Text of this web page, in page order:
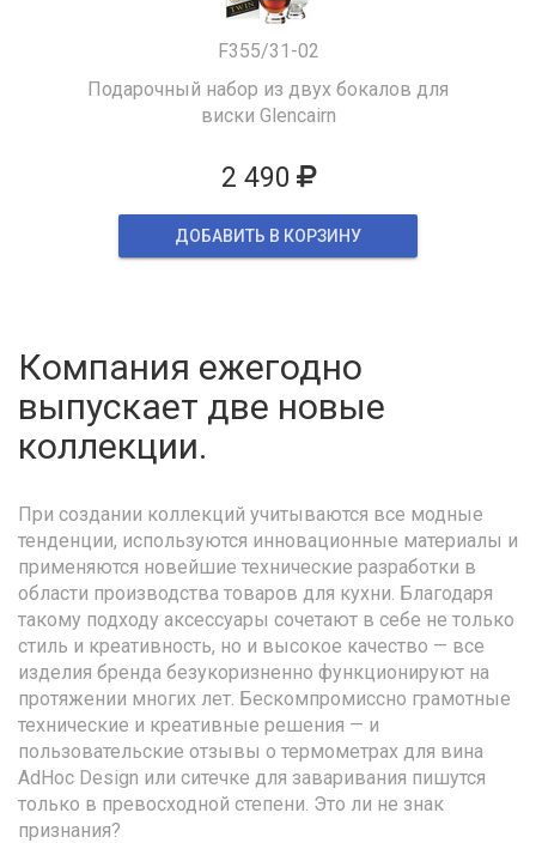
F355/31-02
Подарочный набор из двух бокалов для
виски Glencairn
2 490
ДОБАВИТЬ В КОРЗИНУ
Компания ежегодно
выпускает две новые
коллекции.
При создании коллекций учитываются все модные
тенденции, используются инновационные материалы и
применяются новейшие технические разработки в
области производства товаров для кухни. Благодаря
такому подходу аксессуары сочетают в себе не только
стиль и креативность, но и высокое качество — все
изделия бренда безукоризненно функционируют на
протяжении многих лет. Бескомпромиссно грамотные
технические и креативные решения — и
пользовательские отзывы о термометрах для вина
AdHoc Design или ситечке для заваривания пишутся
только в превосходной степени. Это ли не знак
признания?